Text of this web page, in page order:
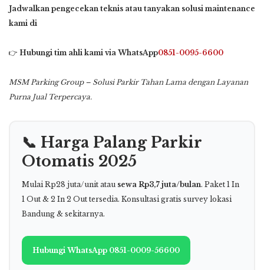
Jadwalkan pengecekan teknis atau tanyakan solusi maintenance
kami di
👉 Hubungi tim ahli kami via WhatsApp0851-0095-6600
MSM Parking Group – Solusi Parkir Tahan Lama dengan Layanan
Purna Jual Terpercaya.
📞 Harga Palang Parkir
Otomatis 2025
Mulai Rp28 juta/unit atau sewa Rp3,7 juta/bulan. Paket 1 In
1 Out & 2 In 2 Out tersedia. Konsultasi gratis survey lokasi
Bandung & sekitarnya.
Hubungi WhatsApp 0851-0009-56600